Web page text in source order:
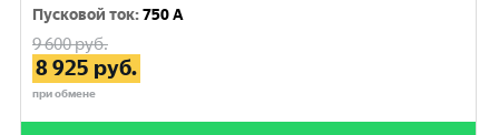
Пусковой ток:750 A
9 600руб.
8 925 руб.
при обмене